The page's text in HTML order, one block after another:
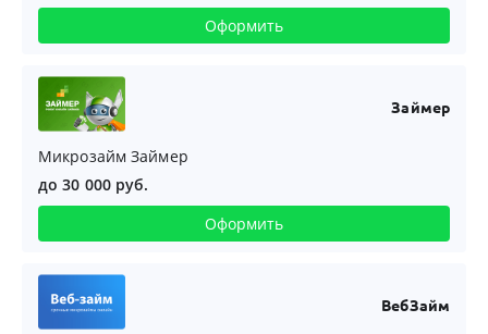
Оформить
Займер
Микрозайм Займер
до 30 000 руб.
Оформить
ВебЗайм